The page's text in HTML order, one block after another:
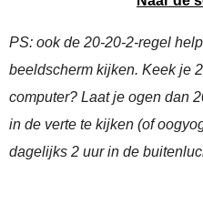
PS: ook de 20-20-2-regel
beeldscherm kijken. Keek je
computer? Laat je ogen dan
in de verte te kijken (of
dagelijks 2 uur in de